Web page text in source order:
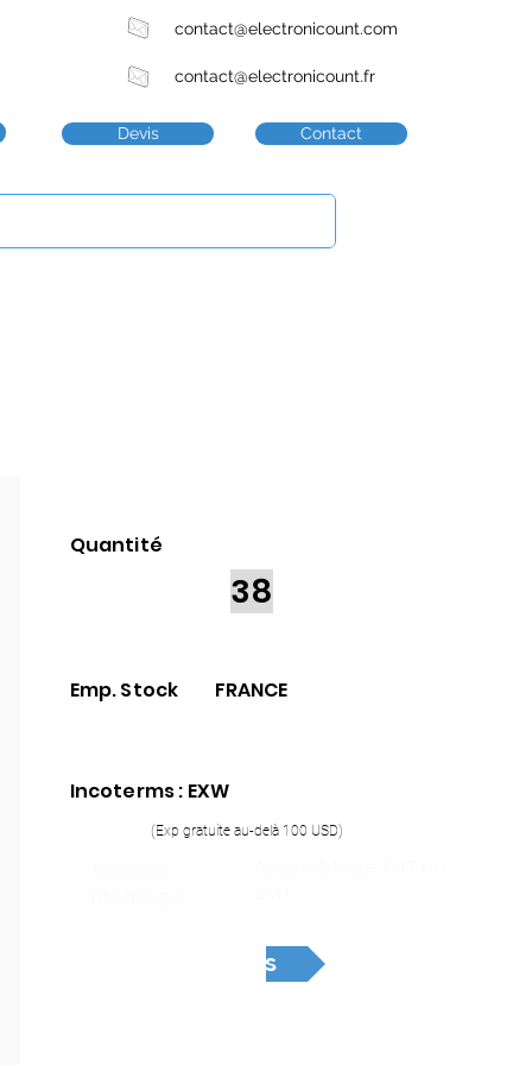
contact@electronicount.com
contact@electronicount.fr
Devis Contact
Quantité
38
Emp. Stock FRANCE
Incoterms : EXW
(Exp gratuite au-delà 100 USD)
Devis